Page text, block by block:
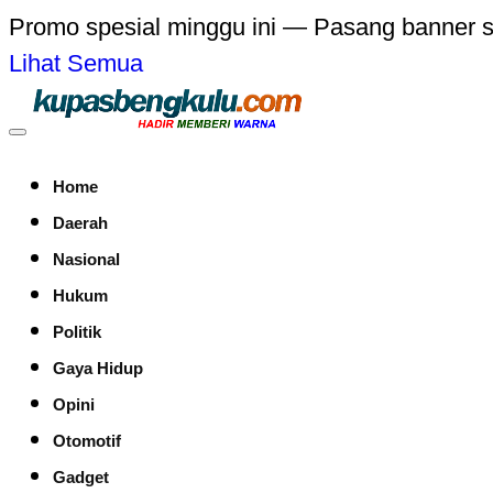
Promo spesial minggu ini — Pasang banner
Lihat Semua
Home
Daerah
Nasional
Hukum
Politik
Gaya Hidup
Opini
Otomotif
Gadget